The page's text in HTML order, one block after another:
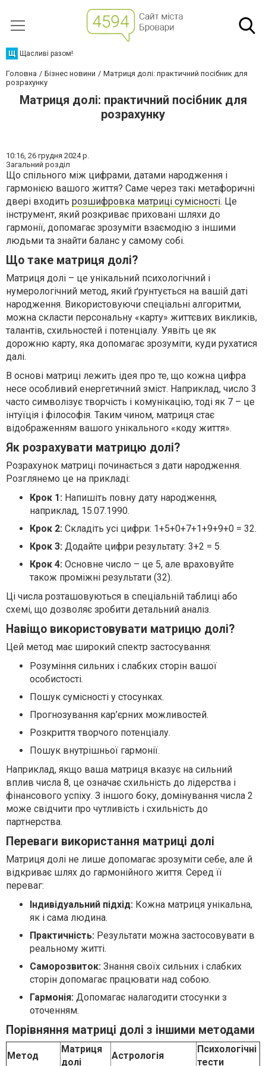
Щ Щасливі разом!
Головна Бізнес новини
Матриця долі: практичний посібник для
розрахунку
Матриця долі: практичний посібник для
розрахунку
10:16, 26 грудня 2024 р.
Загальний розділ
Що спільного між цифрами, датами народження і
гармонією вашого життя? Саме через такі метафоричні
двері входить розшифровка матриці сумісності. Це
інструмент, який розкриває приховані шляхи до
гармонії, допомагає зрозуміти взаємодію з іншими
людьми та знайти баланс у самому собі.
Що таке матриця долі?
Матриця долі – це унікальний психологічний і
нумерологічний метод, який ґрунтується на вашій даті
народження. Використовуючи спеціальні алгоритми,
можна скласти персональну «карту» життєвих викликів,
талантів, схильностей і потенціалу. Уявіть це як
дорожню карту, яка допомагає зрозуміти, куди рухатися
далі.
В основі матриці лежить ідея про те, що кожна цифра
несе особливий енергетичний зміст. Наприклад, число 3
часто символізує творчість і комунікацію, тоді як 7 – це
інтуїція і філософія. Таким чином, матриця стає
відображенням вашого унікального «коду життя».
Як розрахувати матрицю долі?
Розрахунок матриці починається з дати народження.
Розглянемо це на прикладі:
Крок 1: Напишіть повну дату народження,
наприклад, 15.07.1990.
Крок 2: Складіть усі цифри: 1+5+0+7+1+9+9+0 = 32.
Крок 3: Додайте цифри результату: 3+2 = 5.
Крок 4: Основне число – це 5, але враховуйте
також проміжні результати (32).
Ці числа розташовуються в спеціальній таблиці або
схемі, що дозволяє зробити детальний аналіз.
Навіщо використовувати матрицю долі?
Цей метод має широкий спектр застосування:
Розуміння сильних і слабких сторін вашої
особистості.
Пошук сумісності у стосунках.
Прогнозування кар’єрних можливостей.
Розкриття творчого потенціалу.
Пошук внутрішньої гармонії.
Наприклад, якщо ваша матриця вказує на сильний
вплив числа 8, це означає схильність до лідерства і
фінансового успіху. З іншого боку, домінування числа 2
може свідчити про чутливість і схильність до
партнерства.
Переваги використання матриці долі
Матриця долі не лише допомагає зрозуміти себе, але й
відкриває шлях до гармонійного життя. Серед її
переваг:
Індивідуальний підхід: Кожна матриця унікальна,
як і сама людина.
Практичність: Результати можна застосовувати в
реальному житті.
Саморозвиток: Знання своїх сильних і слабких
сторін допомагає працювати над собою.
Гармонія: Допомагає налагодити стосунки з
оточенням.
Порівняння матриці долі з іншими методами
Метод
Матриця
долі
Астрологія
Психологічні
тести